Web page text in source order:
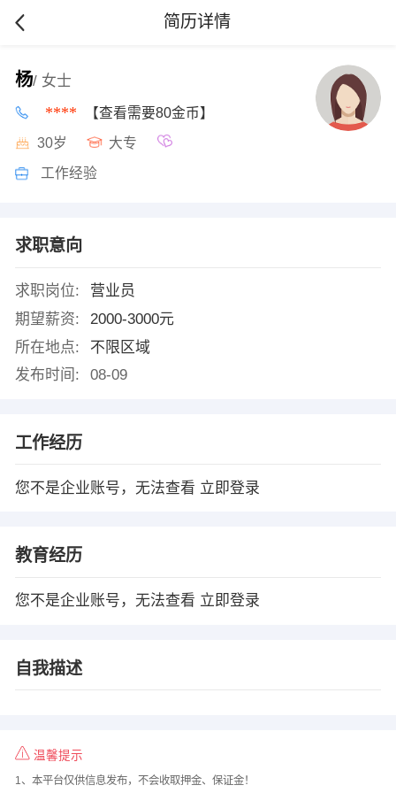
简历详情
杨/ 女士
**** 【查看需要80金币】
30岁 大专
工作经验
求职意向
求职岗位:
营业员
期望薪资:
2000-3000元
所在地点:
不限区域
发布时间:
08-09
工作经历
您不是企业账号，无法查看 立即登录
教育经历
您不是企业账号，无法查看 立即登录
自我描述
温馨提示
1、本平台仅供信息发布，不会收取押金、保证金！